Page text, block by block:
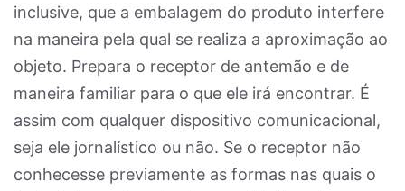
inclusive, que a embalagem do produto interfere
na maneira pela qual se realiza a aproximação ao
objeto. Prepara o receptor de antemão e de
maneira familiar para o que ele irá encontrar. É
assim com qualquer dispositivo comunicacional,
seja ele jornalístico ou não. Se o receptor não
conhecesse previamente as formas nas quais o